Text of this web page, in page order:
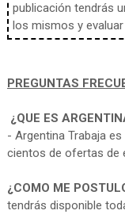
publicación tendrás
los mismos y
PREGUNTAS
¿QUE ES
- Argentina Trabaja
cientos de ofertas de
¿COMO ME
tendrás disponible